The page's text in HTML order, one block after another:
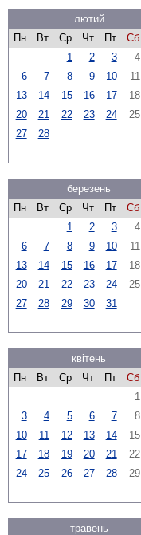
лютий
Пн
Вт Ср Чт Пт Сб
1
2 3 4
6
7 8 9 10 11
13
14 15 16 17 18
20
21 22 23 24 25
27
28
березень
Пн
Вт Ср Чт Пт Сб
1
2 3 4
6
7 8 9 10 11
13
14 15 16 17 18
20
21 22 23 24 25
27
28 29 30 31
квітень
Пн
Вт Ср Чт Пт Сб
1
3
4 5 6 7 8
10
11 12 13 14 15
17
18 19 20 21 22
24
25 26 27 28 29
травень